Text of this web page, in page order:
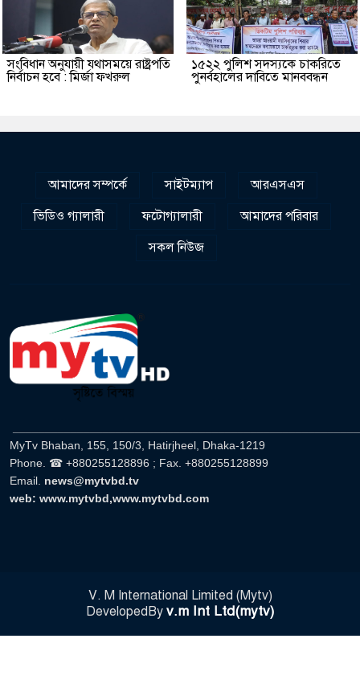
সংবিধান অনুযায়ী যথাসময়ে রাষ্ট্রপতি
নির্বাচন হবে : মির্জা ফখরুল
১৫২২ পুলিশ সদস্যকে চাকরিতে
পুনর্বহালের দাবিতে মানববন্ধন
আমাদের সম্পর্কে সাইটম্যাপ
আরএসএস
ভিডিও গ্যালারী
ফটোগ্যালারী
আমাদের পরিবার
সকল নিউজ
MyTv Bhaban, 155, 150/3, Hatirjheel, Dhaka-1219
Phone. ☎ +880255128896 ; Fax. +880255128899
Email. news@mytvbd.tv
web: www.mytvbd,www.mytvbd.com
V. M International Limited (Mytv)
DevelopedBy v.m Int Ltd(mytv)